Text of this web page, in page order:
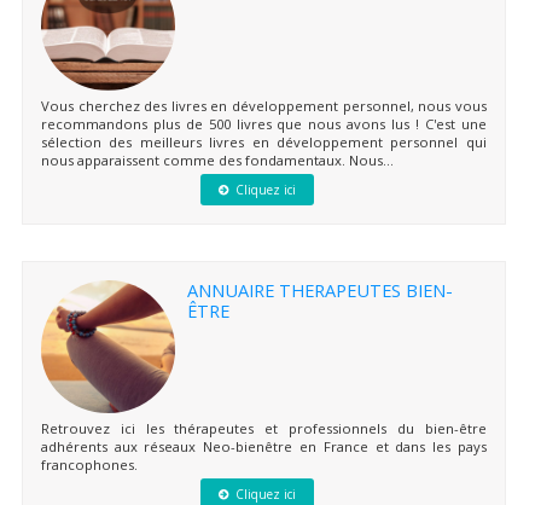
Vous cherchez des livres en développement personnel, nous vous
recommandons plus de 500 livres que nous avons lus ! C'est une
sélection des meilleurs livres en développement personnel qui
nous apparaissent comme des fondamentaux. Nous...
Cliquez ici
ANNUAIRE THERAPEUTES BIEN-
ÊTRE
Retrouvez ici les thérapeutes et professionnels du bien-être
adhérents aux réseaux Neo-bienêtre en France et dans les pays
francophones.
Cliquez ici